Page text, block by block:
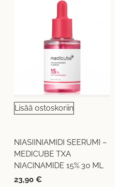
Lisää ostoskoriin
NIASIINIAMIDI SEERUMI –
MEDICUBE TXA
NIACINAMIDE 15% 30 ML
23,90 €